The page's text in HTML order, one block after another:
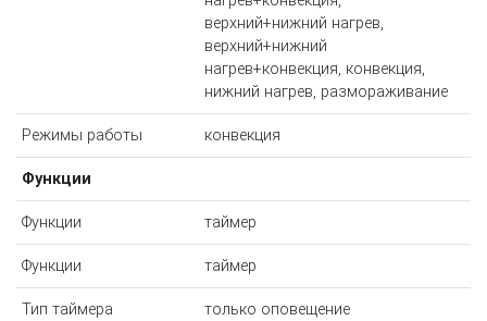
верхний+нижний нагрев,
верхний+нижний
нагрев+конвекция, конвекция,
нижний нагрев, размораживание
Режимы работы конвекция
Функции
Функции таймер
Функции таймер
Тип таймера только оповещение